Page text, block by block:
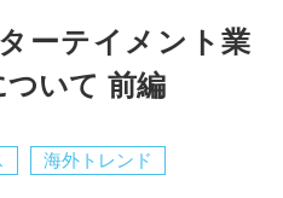
ーテイメント業
ついて 前編
海外トレンド